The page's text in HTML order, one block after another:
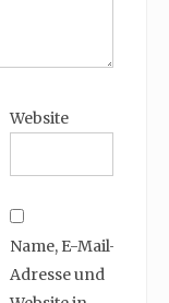
Website
Name, E-Mail-
Adresse und